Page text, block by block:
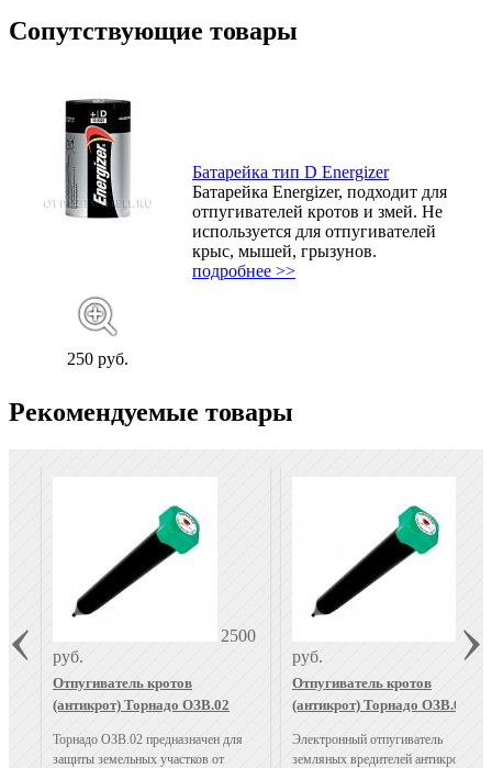
Сопутствующие товары
250 руб.
Батарейка тип D Energizer
Батарейка Energizer, подходит для
отпугивателей кротов и змей. Не
используется для отпугивателей
крыс, мышей, грызунов.
подробнее >>
Рекомендуемые товары
2500
руб.
Отпугиватель кротов
(антикрот) Торнадо ОЗВ.02
Торнадо ОЗВ.02 предназначен для
защиты земельных участков от
руб.
Отпугиватель кротов
(антикрот) Торнадо ОЗВ.01
Электронный отпугиватель
земляных вредителей антикрот